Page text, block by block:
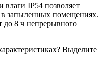
IP54 позволяет
в запыленных помещениях.
до 8 ч непрерывного
Выделите